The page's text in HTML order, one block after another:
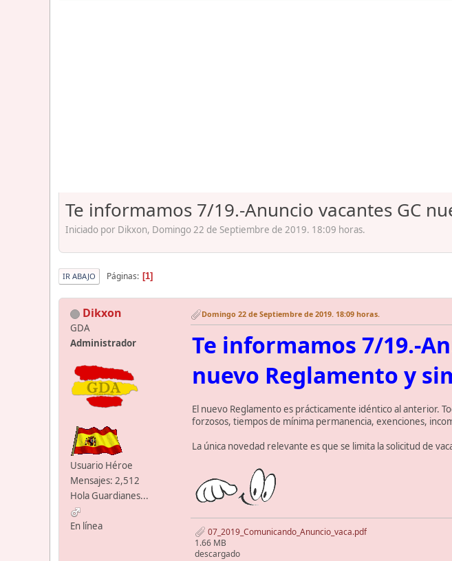
Te informamos 7/19.-Anuncio vacantes GC
Iniciado por Dikxon, Domingo 22 de Septiembre de 2019. 18:09 horas.
IR ABAJO Páginas 1
Dikxon
GDA
Administrador
Usuario Héroe
Mensajes: 2,512
Hola Guardianes...
En línea
Domingo 22 de Septiembre de 2019. 18:09 horas.
Te informamos 7/19.-
nuevo Reglamento y
El nuevo Reglamento es prácticamente idéntico al anterior.
forzosos, tiempos de mínima permanencia, exenciones,
La única novedad relevante es que se limita la solicitud de
07_2019_Comunicando_Anuncio_vaca.pdf
1.66 MB
descargado